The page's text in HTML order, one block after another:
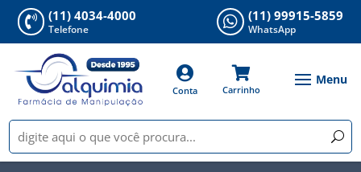
 (11) 4034-4000
Telefone  (11) 99915-5859
WhatsApp

Conta

Carrinho